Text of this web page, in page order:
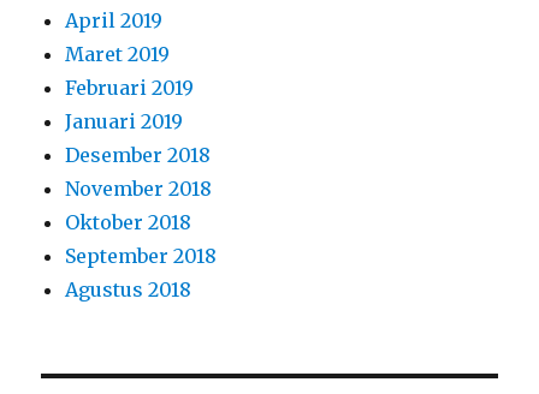
April 2019
Maret 2019
Februari 2019
Januari 2019
Desember 2018
November 2018
Oktober 2018
September 2018
Agustus 2018